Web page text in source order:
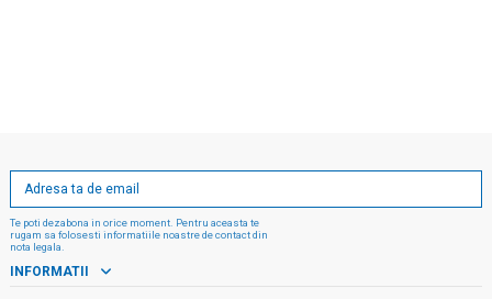
Te poti dezabona in orice moment. Pentru aceasta te
rugam sa folosesti informatiile noastre de contact din
nota legala.
INFORMATII